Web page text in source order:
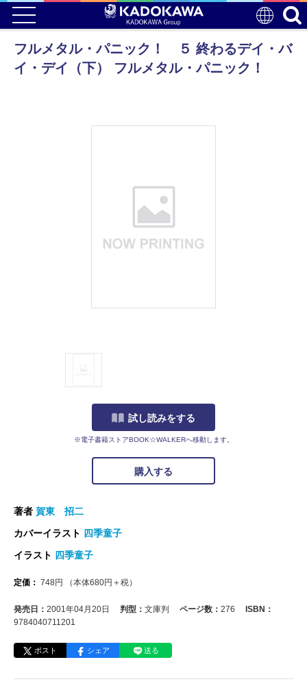
フルメタル・パニック！ ５ 終わるデイ・バ
イ・デイ（下） フルメタル・パニック！
試し読みをする
※電子書籍ストアBOOK☆WALKERへ移動します。
購入する
著者 賀東 招二
カバーイラスト 四季童子
イラスト 四季童子
定価： 748円 （本体680円＋税）
発売日： 2001年04月20日 判型： 文庫判 ページ数： 276
ISBN：
9784040711201
ポスト シェア 送る